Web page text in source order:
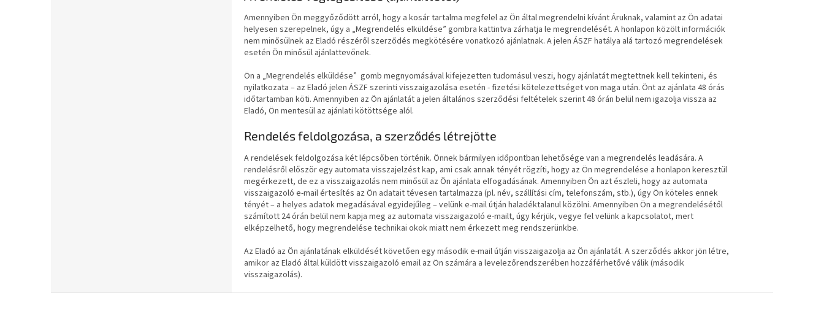
Amennyiben Ön meggyőződött arról, hogy a kosár tartalma megfelel az Ön által megrendelni kívánt Áruknak, valamint az Ön adatai
helyesen szerepelnek, úgy a „Megrendelés elküldése” gombra kattintva zárhatja le megrendelését. A honlapon közölt információk
nem minősülnek az Eladó részéről szerződés megkötésére vonatkozó ajánlatnak. A jelen ÁSZF hatálya alá tartozó megrendelések
esetén Ön minősül ajánlattevőnek.
Ön a „Megrendelés elküldése” gomb megnyomásával kifejezetten tudomásul veszi, hogy ajánlatát megtettnek kell tekinteni, és
nyilatkozata – az Eladó jelen ÁSZF szerinti visszaigazolása esetén - fizetési kötelezettséget von maga után. Önt az ajánlata 48 órás
időtartamban köti. Amennyiben az Ön ajánlatát a jelen általános szerződési feltételek szerint 48 órán belül nem igazolja vissza az
Eladó, Ön mentesül az ajánlati kötöttsége alól.
Rendelés feldolgozása, a szerződés létrejötte
A rendelések feldolgozása két lépcsőben történik. Önnek bármilyen időpontban lehetősége van a megrendelés leadására. A
rendelésről először egy automata visszajelzést kap, ami csak annak tényét rögzíti, hogy az Ön megrendelése a honlapon keresztül
megérkezett, de ez a visszaigazolás nem minősül az Ön ajánlata elfogadásának. Amennyiben Ön azt észleli, hogy az automata
visszaigazoló e-mail értesítés az Ön adatait tévesen tartalmazza (pl. név, szállítási cím, telefonszám, stb.), úgy Ön köteles ennek
tényét – a helyes adatok megadásával egyidejűleg – velünk e-mail útján haladéktalanul közölni. Amennyiben Ön a megrendelésétől
számított 24 órán belül nem kapja meg az automata visszaigazoló e-mailt, úgy kérjük, vegye fel velünk a kapcsolatot, mert
elképzelhető, hogy megrendelése technikai okok miatt nem érkezett meg rendszerünkbe.
Az Eladó az Ön ajánlatának elküldését követően egy második e-mail útján visszaigazolja az Ön ajánlatát. A szerződés akkor jön létre,
amikor az Eladó által küldött visszaigazoló email az Ön számára a levelezőrendszerében hozzáférhetővé válik (második
visszaigazolás).